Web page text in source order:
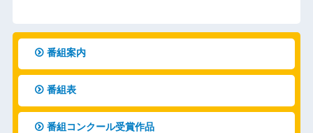
番組案内
番組表
番組コンクール受賞作品